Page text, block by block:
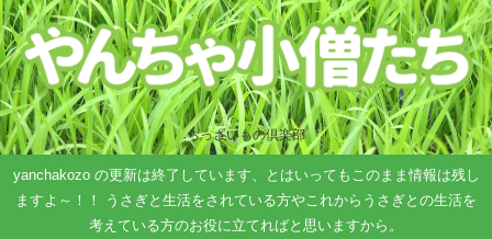
ちっさいもの倶楽部
yanchakozo の更新は終了しています、とはいってもこのまま情報は残し
ますよ～！！ うさぎと生活をされている方やこれからうさぎとの生活を
考えている方のお役に立てればと思いますから。